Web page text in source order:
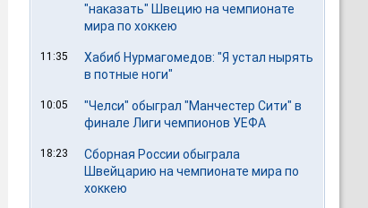
"наказать" Швецию на чемпионате
мира по хоккею
11:35
Хабиб Нурмагомедов: "Я устал нырять
в потные ноги"
10:05
"Челси" обыграл "Манчестер Сити" в
финале Лиги чемпионов УЕФА
18:23
Сборная России обыграла
Швейцарию на чемпионате мира по
хоккею